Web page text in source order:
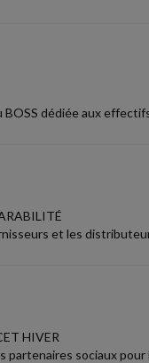
dédiée aux
et les
HIVER
partenaires sociaux